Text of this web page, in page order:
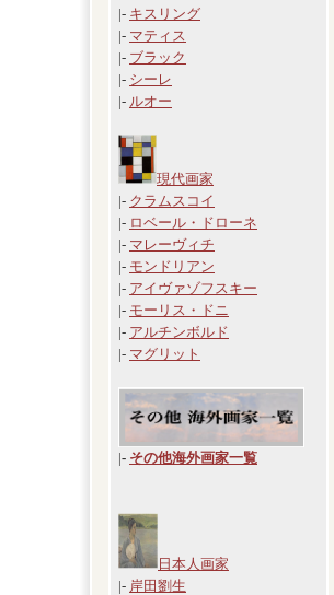
|- キスリング
|- マティス
|- ブラック
|- シーレ
|- ルオー
現代画家
|- クラムスコイ
|- ロベール・ドローネ
|- マレーヴィチ
|- モンドリアン
|- アイヴァゾフスキー
|- モーリス・ドニ
|- アルチンボルド
|- マグリット
|- その他海外画家一覧
日本人画家
|- 岸田劉生